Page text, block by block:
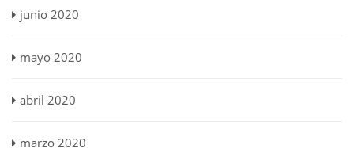
junio 2020
mayo 2020
abril 2020
marzo 2020